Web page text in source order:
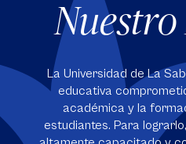
La Universidad de La
educativa
académica y la
estudiantes. Para